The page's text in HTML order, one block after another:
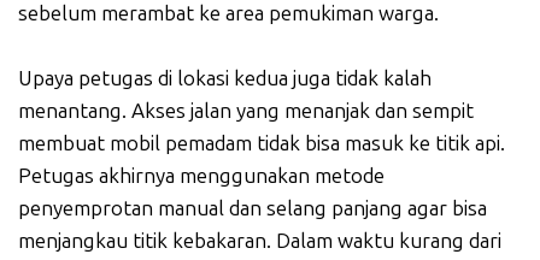
sebelum merambat ke area pemukiman warga.
Upaya petugas di lokasi kedua juga tidak kalah
menantang. Akses jalan yang menanjak dan sempit
membuat mobil pemadam tidak bisa masuk ke titik api.
Petugas akhirnya menggunakan metode
penyemprotan manual dan selang panjang agar bisa
menjangkau titik kebakaran. Dalam waktu kurang dari